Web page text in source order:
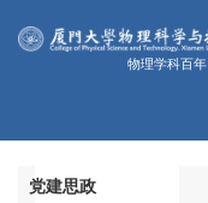
物理学科百年
党建思政